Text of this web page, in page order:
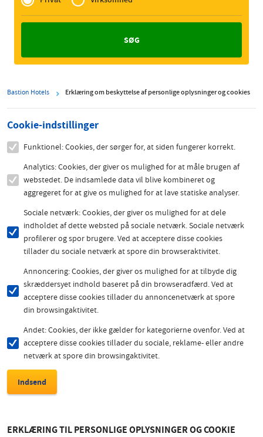
Zakelijk
Bastion Hotels Erklæring om beskyttelse af personlige oplysninger og cookies
Cookie-indstillinger
Funktionel: Cookies, der sørger for, at siden fungerer korrekt.
Analytics: Cookies, der giver os mulighed for at måle brugen af
webstedet. De indsamlede data vil blive kombineret og
aggregeret for at give os mulighed for at lave statiske analyser.
Sociale netværk: Cookies, der giver os mulighed for at dele
indholdet af dette websted på sociale netværk. Sociale netværk
profilerer og spor brugere. Ved at acceptere disse cookies
tillader du sociale netværk at spore din browseraktivitet.
Annoncering: Cookies, der giver os mulighed for at tilbyde dig
skræddersyet indhold baseret på din browseradfærd. Ved at
acceptere disse cookies tillader du annoncenetværk at spore
din browsingaktivitet.
Andet: Cookies, der ikke gælder for kategorierne ovenfor. Ved at
acceptere disse cookies tillader du sociale, reklame- eller andre
netværk at spore din browsingaktivitet.
ERKLÆRING TIL PERSONLIGE OPLYSNINGER OG COOKIE